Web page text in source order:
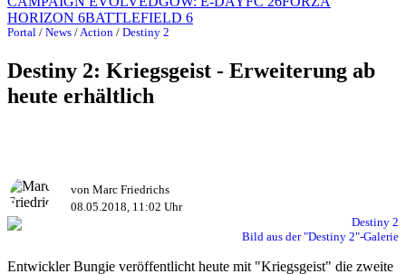
HORIZON 6BATTLEFIELD 6
Portal / News /Action / Destiny 2
Destiny 2: Kriegsgeist - Erweiterung ab
heute erhältlich
von Marc Friedrichs
08.05.2018, 11:02 Uhr
Bild aus der "Destiny 2"-Galerie
Entwickler Bungie veröffentlicht heute mit "Kriegsgeist" die zweite